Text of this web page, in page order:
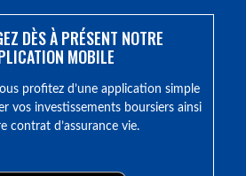
DÈS À PRÉSENT NOTRE
MOBILE
profitez d’une application simple
vos investissements boursiers ainsi
contrat d’assurance vie.